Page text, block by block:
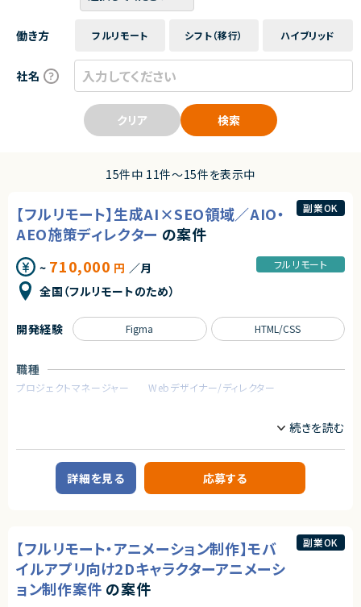
働き方 フルリモート シフト（移行） ハイブリッド
社名
クリア 検索
15件中 11件〜15件を表示中
【フルリモート】生成AI×SEO領域／AIO・
AEO施策ディレクター の案件
~ 710,000 円 ／月
全国（フルリモートのため）
フルリモート
副業OK
職種
プロジェクトマネージャー Webデザイナー/ディレクター
複数クライアントのWebサイト（BtoB企業のサービスサイト、採用サイト、LP
など）におけるAIO／AEO／GEO対策支援を行っていただきます。
従来のSEO対策に加え、ChatGPT・Gemini・Perplexityなどの生成AI検索
上での露出・引用・回答最適化を見据えたサイト改善、コンテンツ改善、情報
設計の見直しを担当いただくポジションです。
■業務内容
・AIO／AEO／GEO観点でのWebサイト改善方針の設計
・既存サイトの構造、コンテンツ、SEO状況の調査
・生成AIに引用されやすいコンテンツ構成の検討
開発経験 Figma HTML/CSS
詳細を見る 応募する
【フルリモート・アニメーション制作】モバ
イルアプリ向け2Dキャラクターアニメーシ
ョン制作案件 の案件
副業OK